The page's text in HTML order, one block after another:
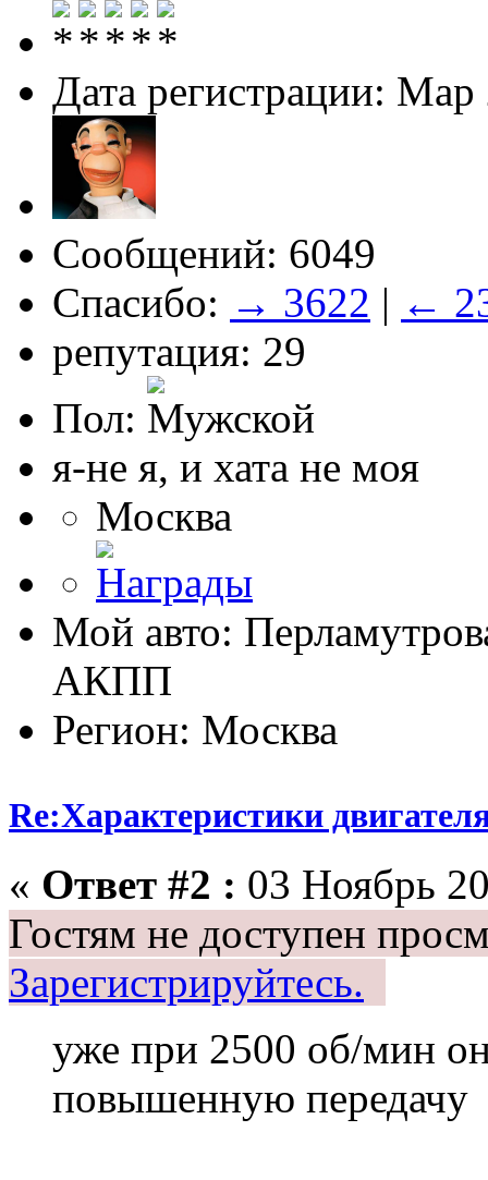
Дата регистрации: Мар
Сообщений: 6049
Спасибо: → 3622 | ←
репутация: 29
Пол:
я-не я, и хата не моя
Москва
Мой авто:
АКПП
Регион: Москва
Re:Характеристики
« Ответ #2 : 03 Ноябрь
Гостям не доступен
Зарегистрируйтесь.
уже при 2500 об/мин
повышенную передачу